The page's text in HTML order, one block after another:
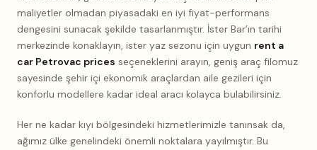
maliyetler olmadan piyasadaki en iyi fiyat-performans
dengesini sunacak şekilde tasarlanmıştır. İster Bar’ın tarihi
merkezinde konaklayın, ister yaz sezonu için uygun rent a
car Petrovac prices seçeneklerini arayın, geniş araç filomuz
sayesinde şehir içi ekonomik araçlardan aile gezileri için
konforlu modellere kadar ideal aracı kolayca bulabilirsiniz.
Her ne kadar kıyı bölgesindeki hizmetlerimizle tanınsak da,
ağımız ülke genelindeki önemli noktalara yayılmıştır. Bu